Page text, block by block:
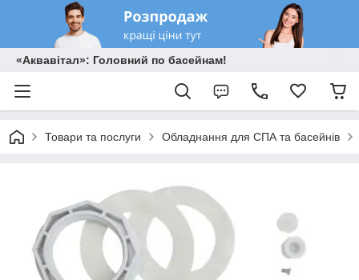
«Аквавітал»: Головний по басейнам!
Товари та послуги Обладнання для СПА та басейнів